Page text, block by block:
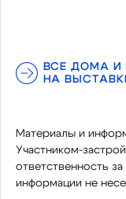
ВСЕ ДОМА И
НА
Материалы и
Участником-
ответственность
информации не